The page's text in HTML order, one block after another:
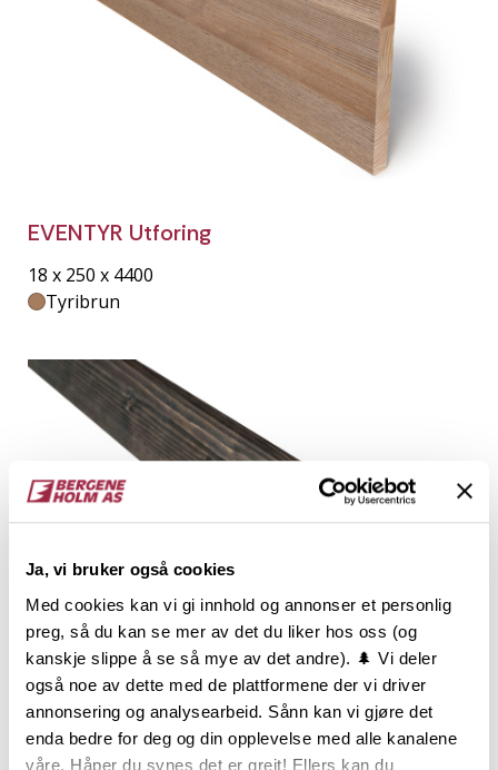
Ja, vi bruker også cookies
Med cookies kan vi gi innhold og annonser et personlig
preg, så du kan se mer av det du liker hos oss (og
kanskje slippe å se så mye av det andre). 🌲 Vi deler
også noe av dette med de plattformene der vi driver
annonsering og analysearbeid. Sånn kan vi gjøre det
enda bedre for deg og din opplevelse med alle kanalene
våre. Håper du synes det er greit! Ellers kan du
EVENTYR Utforing
18 x 250 x 4400
Tyribrun
EVENTYR Fotlist/taklist Moderne